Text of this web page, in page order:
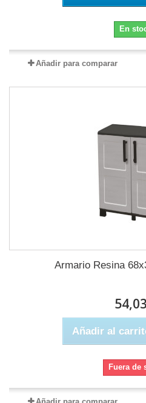
En
Añadir para comparar
Armario Resina
Añadir al
Fuera de